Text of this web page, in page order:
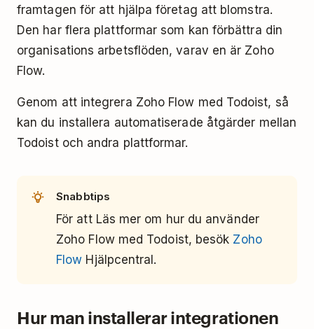
framtagen för att hjälpa företag att blomstra.
Den har flera plattformar som kan förbättra din
organisations arbetsflöden, varav en är Zoho
Flow.
Genom att integrera Zoho Flow med Todoist, så
kan du installera automatiserade åtgärder mellan
Todoist och andra plattformar.
Snabbtips
För att Läs mer om hur du använder
Zoho Flow med Todoist, besök Zoho
Flow Hjälpcentral.
Hur man installerar integrationen